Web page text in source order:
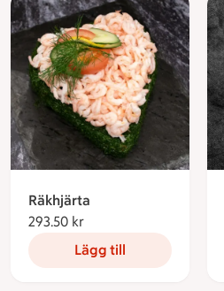
Räkhjärta
293.50 kr
Lägg till